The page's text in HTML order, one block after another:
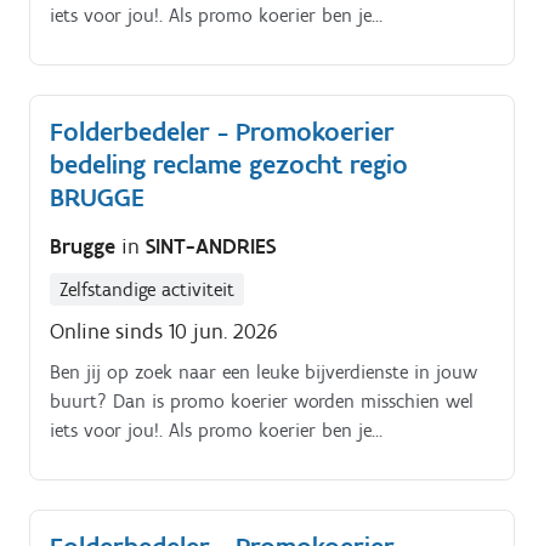
iets voor jou!. Als promo koerier ben je
Je kiest daarbij zelf hoe je dat doet (met de fiets, te
voet, bromfiets, … ) De folderpakketten moeten
tussen zondagochtend en dinsdagavond in de
brievenbussen belanden Je kiest binnen die
Op die manier kan je het inplannen volgens jouw
eigen beschikbaarheid De opdracht is in zelfstandig
bijberoep/hoofdberoep: Wat je hiervoor moet doen
wordt tijdens een gesprek in het dichtstbijzijnde
kantoor of via een videocall gegeven.
Folderbedeler - Promokoerier
bedeling reclame gezocht regio
BRUGGE
Brugge in SINT-ANDRIES
Zelfstandige activiteit
Online sinds 10 jun. 2026
Ben jij op zoek naar een leuke bijverdienste in jouw
buurt? Dan is promo koerier worden misschien wel
iets voor jou!. Als promo koerier ben je
wekelijkse folderpakket in de door jou gekozen buurt
Je kiest daarbij zelf hoe je dat doet (met de fiets, te